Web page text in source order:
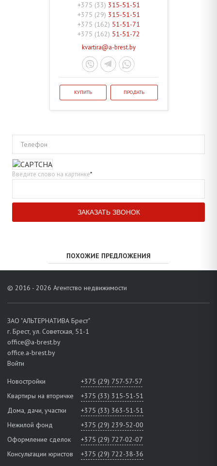
+375 (33) 315-51-51
+375 (29) 315-51-51
+375 (162) 51-51-71
+375 (162) 51-51-72
kvartira@a-brest.by
КУПИТЬ ПРОДАТЬ
Телефон
Введите слово на картинке*
ПОХОЖИЕ ПРЕДЛОЖЕНИЯ
© 2016 - 2026 Агентство недвижимости
ЗАО "АЛЬТЕРНАТИВА Брест"
г. Брест, ул. Советская, 51-1
office@a-brest.by
office.a-brest.by
Войти
Новостройки
+375 (29) 757-57-57
Квартиры на вторичке
+375 (33) 315-51-51
Дома, дачи, участки
+375 (33) 363-51-51
Нежилой фонд
+375 (29) 239-52-00
Оформление сделок
+375 (29) 727-02-07
Консультации юристов
+375 (29) 722-38-36